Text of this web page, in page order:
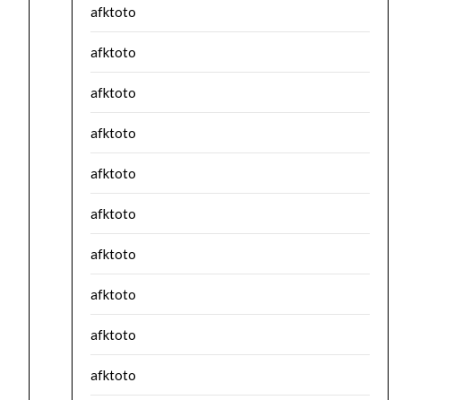
afktoto
afktoto
afktoto
afktoto
afktoto
afktoto
afktoto
afktoto
afktoto
afktoto